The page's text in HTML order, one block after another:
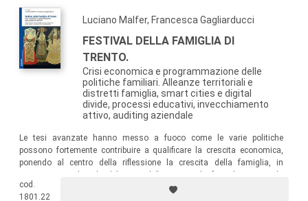
Luciano Malfer, Francesca Gagliarducci
FESTIVAL DELLA FAMIGLIA DI
TRENTO.
Crisi economica e programmazione delle
politiche familiari. Alleanze territoriali e
distretti famiglia, smart cities e digital
divide, processi educativi, invecchiamento
attivo, auditing aziendale
Le tesi avanzate hanno messo a fuoco come le varie politiche
possono fortemente contribuire a qualificare la crescita economica,
ponendo al centro della riflessione la crescita della famiglia, in
società”.
cod.
1801.22